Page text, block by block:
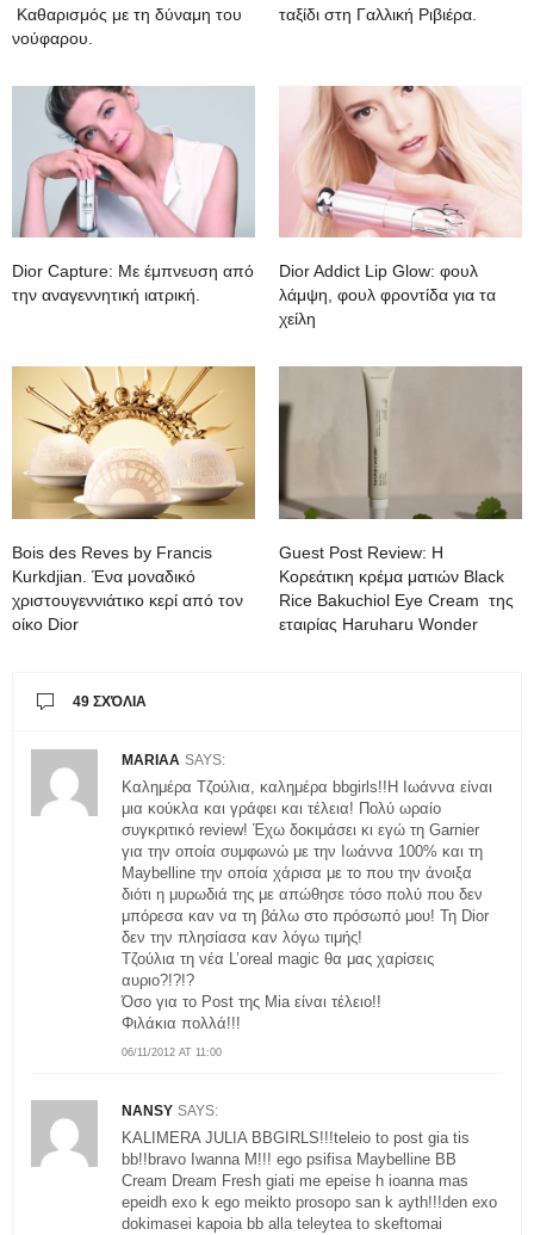
Καθαρισμός με τη δύναμη του
νούφαρου.
ταξίδι στη Γαλλική Ριβιέρα.
Dior Capture: Με έμπνευση από
την αναγεννητική ιατρική.
Dior Addict Lip Glow: φουλ
λάμψη, φουλ φροντίδα για τα
χείλη
Bois des Reves by Francis
Kurkdjian. Ένα μοναδικό
χριστουγεννιάτικο κερί από τον
οίκο Dior
Guest Post Review: H
Κορεάτικη κρέμα ματιών Black
Rice Bakuchiol Eye Cream της
εταιρίας Haruharu Wonder
49 ΣΧΌΛΙΑ
MARIAA SAYS:
06/11/2012 AT 11:00
Καλημέρα Τζούλια, καλημέρα bbgirls!!Η Ιωάννα είναι
μια κούκλα και γράφει και τέλεια! Πολύ ωραίο
συγκριτικό review! Έχω δοκιμάσει κι εγώ τη Garnier
για την οποία συμφωνώ με την Ιωάννα 100% και τη
Maybelline την οποία χάρισα με το που την άνοιξα
διότι η μυρωδιά της με απώθησε τόσο πολύ που δεν
μπόρεσα καν να τη βάλω στο πρόσωπό μου! Τη Dior
δεν την πλησίασα καν λόγω τιμής!
Τζούλια τη νέα L’oreal magic θα μας χαρίσεις
αυριο?!?!?
Όσο για το Post της Μia είναι τέλειο!!
Φιλάκια πολλά!!!
NANSY SAYS:
KALIMERA JULIA BBGIRLS!!!teleio to post gia tis
bb!!bravo Iwanna M!!! ego psifisa Maybelline BB
Cream Dream Fresh giati me epeise h ioanna mas
epeidh exo k ego meikto prosopo san k ayth!!!den exo
dokimasei kapoia bb alla teleytea to skeftomai